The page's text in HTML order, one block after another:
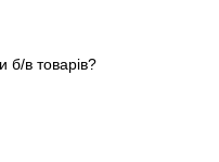
б/в товарів?